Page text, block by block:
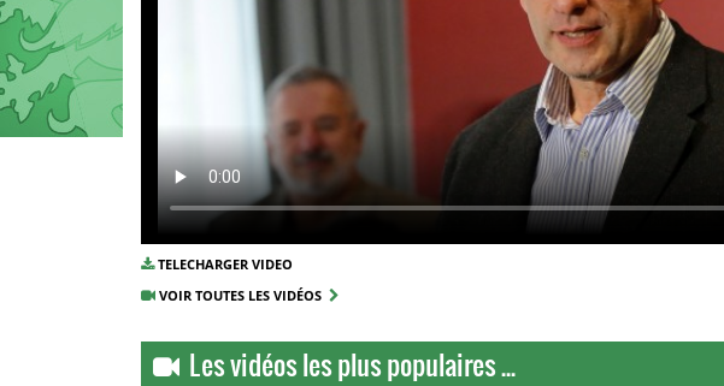
TELECHARGER VIDEO
VOIR TOUTES LES VIDÉOS
Les vidéos les plus populaires ...